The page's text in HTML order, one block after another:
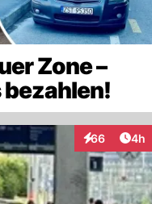
Zone –
66
Interaktionen
4h